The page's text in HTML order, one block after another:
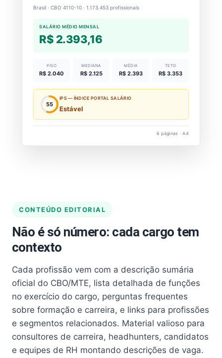
Brasil · CBO 4110-10 · 1.173.453 profissionais
SALÁRIO MÉDIO MENSAL
R$ 2.393,16
PISO
R$ 2.040
MEDIANA
R$ 2.125
MÉDIA
R$ 2.393
TETO
R$ 3.353
55
IPS — ÍNDICE PORTAL SALÁRIO
Estável
6 páginas · A4
CONTEÚDO EDITORIAL
Não é só número: cada cargo tem
contexto
Cada profissão vem com a descrição sumária
oficial do CBO/MTE, lista detalhada de funções
no exercício do cargo, perguntas frequentes
sobre formação e carreira, e links para profissões
e segmentos relacionados. Material valioso para
consultores de carreira, headhunters, candidatos
e equipes de RH montando descrições de vaga.